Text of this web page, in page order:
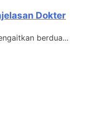
Dokter
berdua...